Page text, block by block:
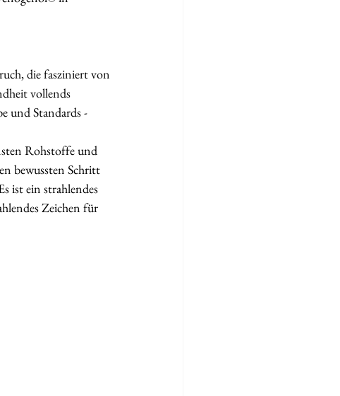
die fasziniert von
vollends
und Standards -
Rohstoffe und
bewussten Schritt
ist ein strahlendes
Zeichen für